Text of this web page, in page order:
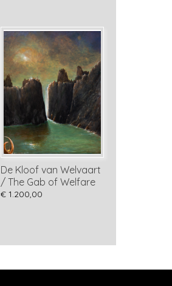
De Kloof van Welvaart
/ The Gab of Welfare
€ 1.200,00